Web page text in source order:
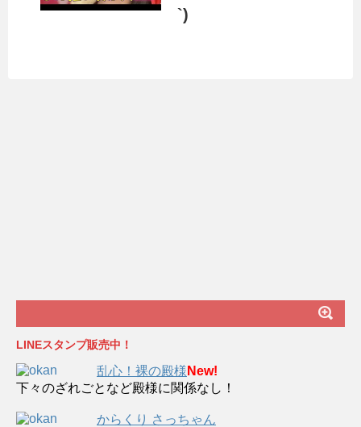
`)
LINEスタンプ販売中！
乱心！裸の殿様 New!
下々のざれごとなど殿様に関係なし！
からくり さっちゃん